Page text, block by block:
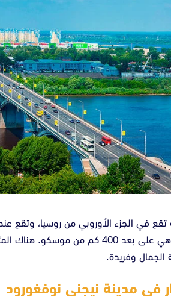
في الجزء الأوروبي من روسيا، وتقع
المدينة في العام 1221. وهي على بعد
الجمال وفريدة.
في مدينة نيجني نوفغورود